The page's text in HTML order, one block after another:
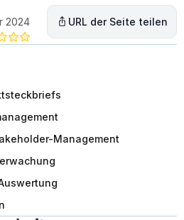
2024
URL der Seite teilen
Management